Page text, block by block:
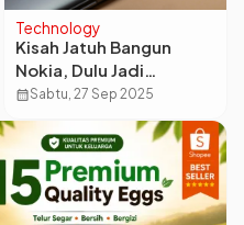
Technology
Kisah Jatuh Bangun
Nokia, Dulu Jadi
Legenda Sekarang
Tersingkir
calendar_monthSabtu, 27 Sep 2025